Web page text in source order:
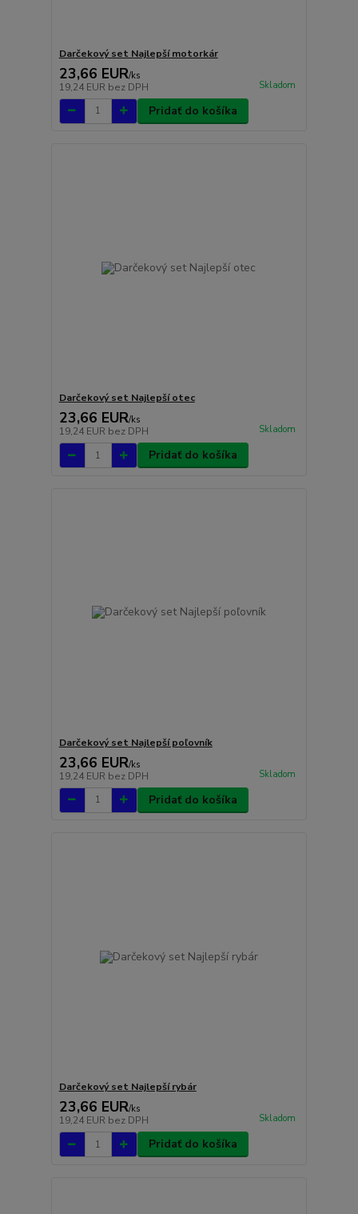
Darčekový set Najlepší motorkár
23,66 EUR/ks
19,24 EUR bez DPH Skladom
Pridať do košíka
Darčekový set Najlepší otec
23,66 EUR/ks
19,24 EUR bez DPH Skladom
Pridať do košíka
Darčekový set Najlepší poľovník
23,66 EUR/ks
19,24 EUR bez DPH Skladom
Pridať do košíka
Darčekový set Najlepší rybár
23,66 EUR/ks
19,24 EUR bez DPH Skladom
Pridať do košíka